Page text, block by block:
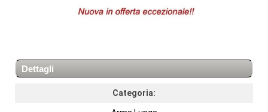
Dettagli
Categoria: